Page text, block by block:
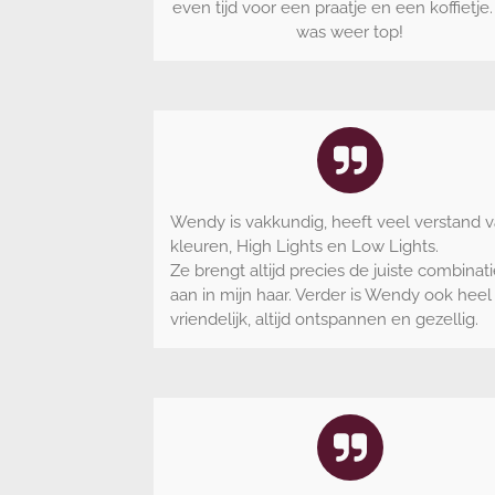
even tijd voor een praatje en een
was weer top!
Wendy is vakkundig, heeft veel verstand
kleuren, High Lights en Low Lights.
Ze brengt altijd precies de juiste
aan in mijn haar. Verder is Wendy ook heel
vriendelijk, altijd ontspannen en gezellig.